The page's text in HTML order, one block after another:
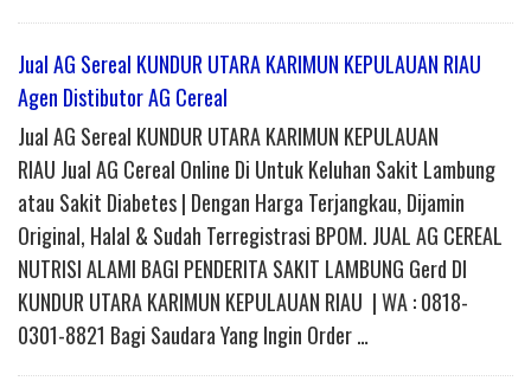
Jual AG Sereal KUNDUR UTARA KARIMUN KEPULAUAN RIAU
Agen Distibutor AG Cereal
Jual AG Sereal KUNDUR UTARA KARIMUN KEPULAUAN
RIAU Jual AG Cereal Online Di Untuk Keluhan Sakit Lambung
atau Sakit Diabetes | Dengan Harga Terjangkau, Dijamin
Original, Halal & Sudah Terregistrasi BPOM. JUAL AG CEREAL
NUTRISI ALAMI BAGI PENDERITA SAKIT LAMBUNG Gerd DI
KUNDUR UTARA KARIMUN KEPULAUAN RIAU | WA : 0818-
0301-8821 Bagi Saudara Yang Ingin Order …